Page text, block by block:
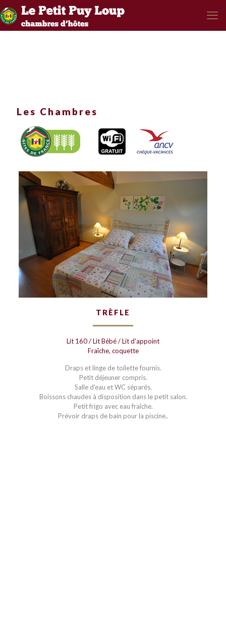
Les Chambres
TRÈFLE
Lit 160 / Lit Bébé / Lit d'appoint
Fraîche, coquette
Draps et linge de toilette fournis.
Petit déjeuner compris.
Salle d'eau et WC séparés.
Boissons chaudes à disposition dans le petit salon.
Petit frigo avec eau fraîche.
Prévoir draps de bain pour la piscine..